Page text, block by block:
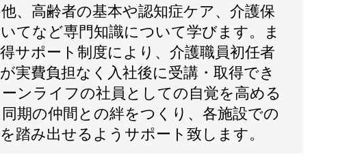
、高齢者の基本や認知症ケア、介護保
てなど専門知識について学びます。ま
サポート制度により、介護職員初任者
実費負担なく入社後に受講・取得でき
ンライフの社員としての自覚を高める
期の仲間との絆をつくり、各施設での
踏み出せるようサポート致します。